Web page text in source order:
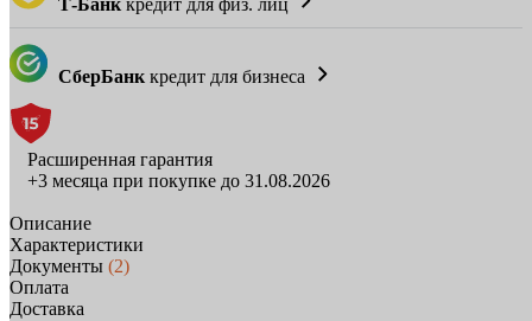
Т-Банк кредит для физ. лиц
СберБанк кредит для бизнеса
Расширенная гарантия
+3 месяца при покупке до 31.08.2026
Описание
Характеристики
Документы (2)
Оплата
Доставка